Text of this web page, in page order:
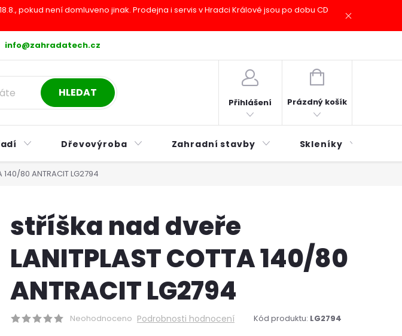
pokud není domluveno jinak. Prodejna i servis v Hradci Králové jsou po dobu CD
info@zahradatech.cz
řád Postup při nákupu na splátky ESSOX
HLEDAT
Přihlášení
NÁKUPNÍ
Prázdný košík
Dřevovýroba Zahradní stavby Skleníky
80 ANTRACIT LG2794
stříška nad dveře
LANITPLAST COTTA 140/80
ANTRACIT LG2794
Neohodnoceno Podrobnosti hodnocení Kód produktu: LG2794